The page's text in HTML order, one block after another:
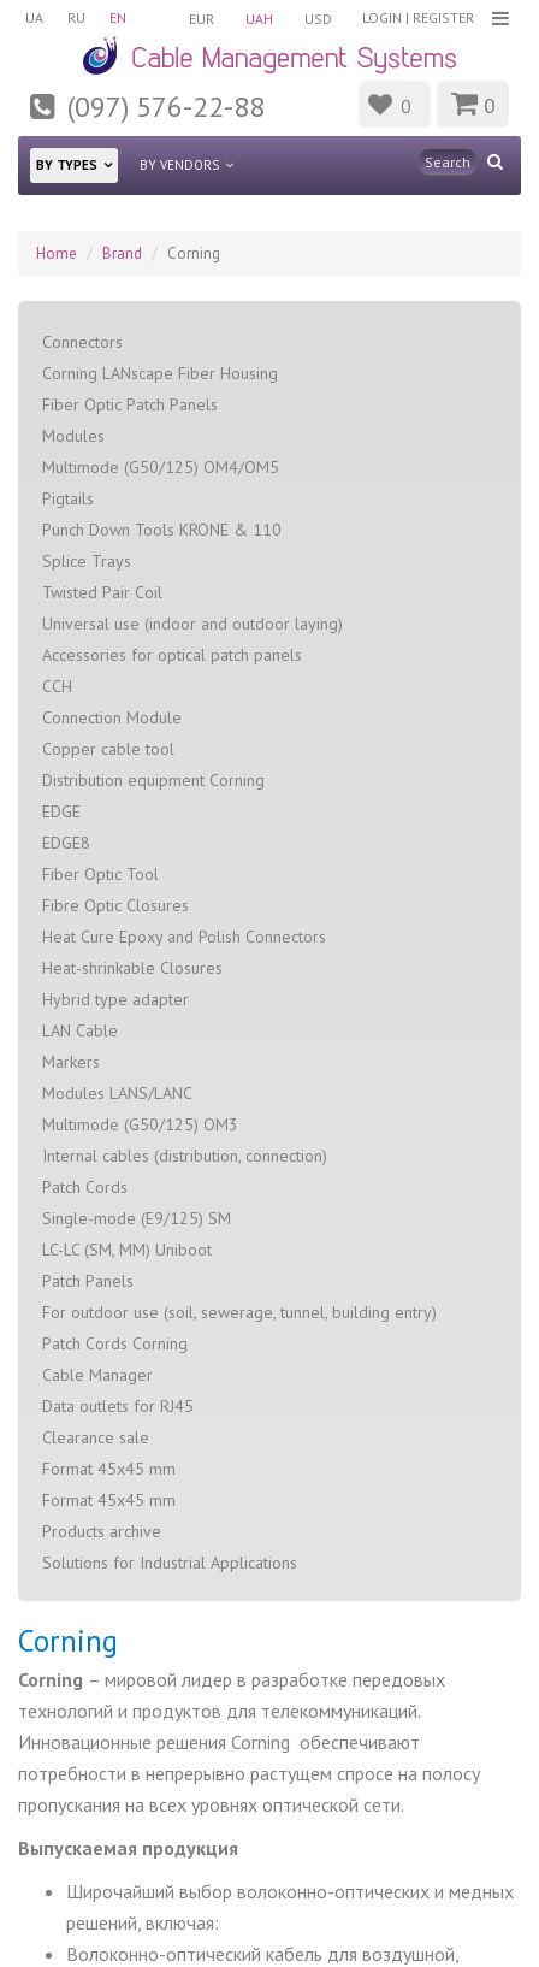
UA RU EN LOGIN | REGISTER
EUR UAH USD
(097) 576-22-88 0 0
BY TYPES BY VENDORS
Home Brand Corning
Connectors
Corning LANscape Fiber Housing
Fiber Optic Patch Panels
Modules
Multimode (G50/125) OM4/OM5
Pigtails
Punch Down Tools KRONE & 110
Splice Trays
Twisted Pair Coil
Universal use (indoor and outdoor laying)
Accessories for optical patch panels
CCH
Connection Module
Copper cable tool
Distribution equipment Corning
EDGE
EDGE8
Fiber Optic Tool
Fibre Optic Closures
Heat Cure Epoxy and Polish Connectors
Heat-shrinkable Closures
Hybrid type adapter
LAN Cable
Markers
Modules LANS/LANC
Multimode (G50/125) OM3
Internal cables (distribution, connection)
Patch Cords
Single-mode (E9/125) SM
LC-LC (SM, MM) Uniboot
Patch Panels
For outdoor use (soil, sewerage, tunnel, building entry)
Patch Cords Corning
Cable Manager
Data outlets for RJ45
Clearance sale
Format 45x45 mm
Format 45x45 mm
Products archive
Solutions for Industrial Applications
Corning
Corning – мировой лидер в разработке передовых
технологий и продуктов для телекоммуникаций.
Инновационные решения Corning обеспечивают
потребности в непрерывно растущем спросе на полосу
пропускания на всех уровнях оптической сети.
Выпускаемая продукция
Широчайший выбор волоконно-оптических и медных
решений, включая:
Волоконно-оптический кабель для воздушной,